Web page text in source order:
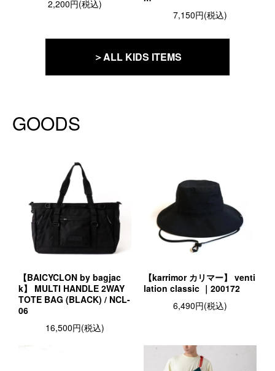
2,200円(税込)
7,150円(税込)
＞ALL KIDS ITEMS
GOODS
【BAICYCLON by bagjac
k】 MULTI HANDLE 2WAY
TOTE BAG (BLACK) / NCL-
06
16,500円(税込)
【karrimor カリマー】 venti
lation classic ｜200172
6,490円(税込)